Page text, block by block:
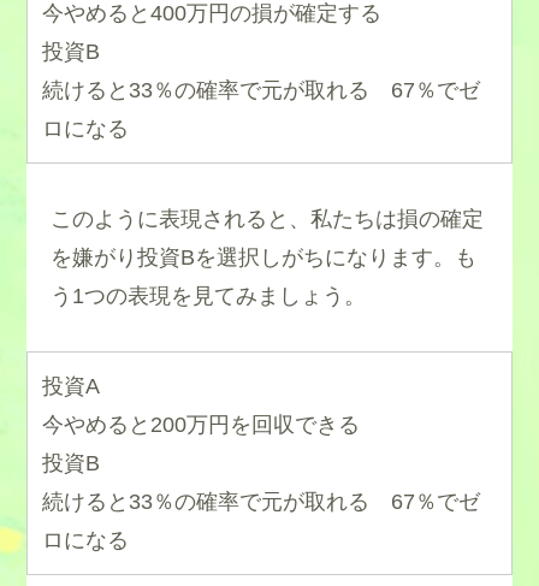
今やめると400万円の損が確定する
投資B
続けると33％の確率で元が取れる 67％でゼ
ロになる
このように表現されると、私たちは損の確定
を嫌がり投資Bを選択しがちになります。も
う1つの表現を見てみましょう。
投資A
今やめると200万円を回収できる
投資B
続けると33％の確率で元が取れる 67％でゼ
ロになる